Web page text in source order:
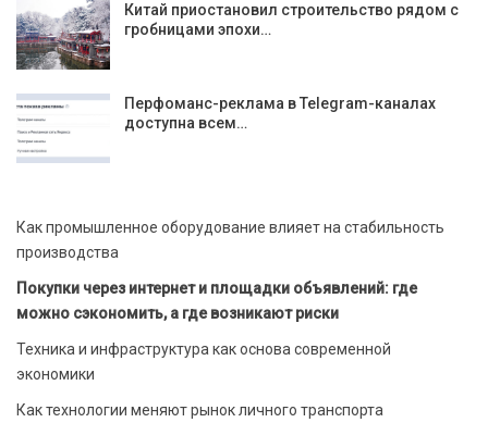
Китай приостановил строительство рядом с
гробницами эпохи…
Перфоманс-реклама в Telegram-каналах
доступна всем…
Как промышленное оборудование влияет на стабильность
производства
Покупки через интернет и площадки объявлений: где
можно сэкономить, а где возникают риски
Техника и инфраструктура как основа современной
экономики
Как технологии меняют рынок личного транспорта